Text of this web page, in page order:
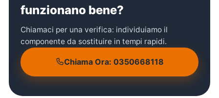
funzionano bene?
Chiamaci per una verifica: individuiamo il
componente da sostituire in tempi rapidi.
Chiama Ora: 0350668118